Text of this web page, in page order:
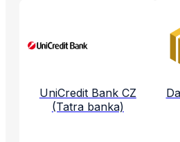
Propojené
UniCredit Bank CZ
(Tatra banka)